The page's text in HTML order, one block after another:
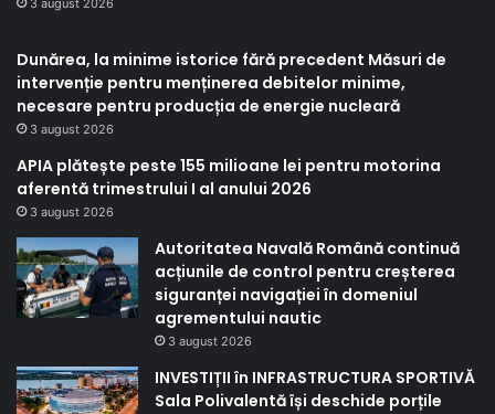
3 august 2026
Dunărea, la minime istorice fără precedent Măsuri de
intervenție pentru menținerea debitelor minime,
necesare pentru producția de energie nucleară
3 august 2026
APIA plătește peste 155 milioane lei pentru motorina
aferentă trimestrului I al anului 2026
3 august 2026
Autoritatea Navală Română continuă
acțiunile de control pentru creșterea
siguranței navigației în domeniul
agrementului nautic
3 august 2026
INVESTIȚII în INFRASTRUCTURA SPORTIVĂ
Sala Polivalentă își deschide porțile